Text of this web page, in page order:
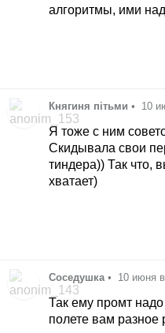
алгоритмы, ими
Княгиня пітьми • 10
Я тоже с ним
Скидывала свои
тиндера)) Так что,
хватает)
Соседушка • 10 июня
Так ему промт
полете вам разное